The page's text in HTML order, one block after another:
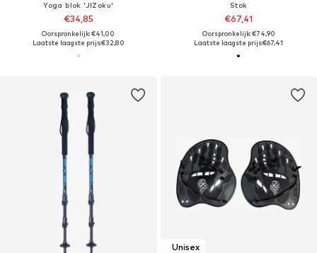
Yoga blok 'JIZoku'
€34,85
Oorspronkelijk: €41,00
Laatste laagste prijs:€32,80
Stok
€67,41
Oorspronkelijk: €74,90
Laatste laagste prijs:€67,41
Unisex